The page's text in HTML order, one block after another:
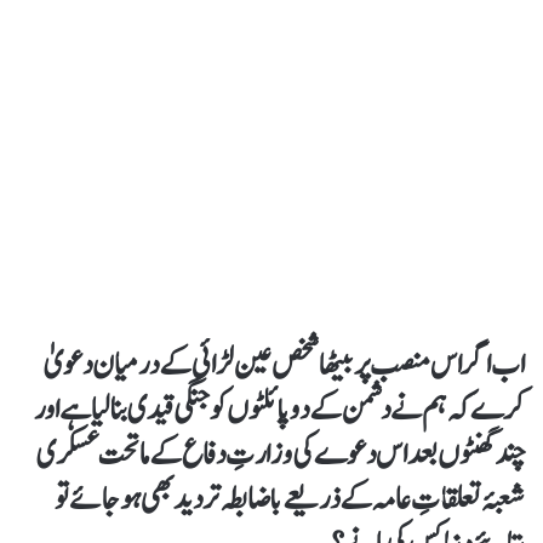
اب اگر اس منصب پر بیٹھا شخص عین لڑائی کے درمیان دعویٰ
کرے کہ ہم نے دشمن کے دو پائلٹوں کو جنگی قیدی بنا لیا ہے اور
چند گھنٹوں بعد اس دعوے کی وزارتِ دفاع کے ماتحت عسکری
شعبۂ تعلقاتِ عامہ کے ذریعے باضابطہ تردید بھی ہو جائے تو